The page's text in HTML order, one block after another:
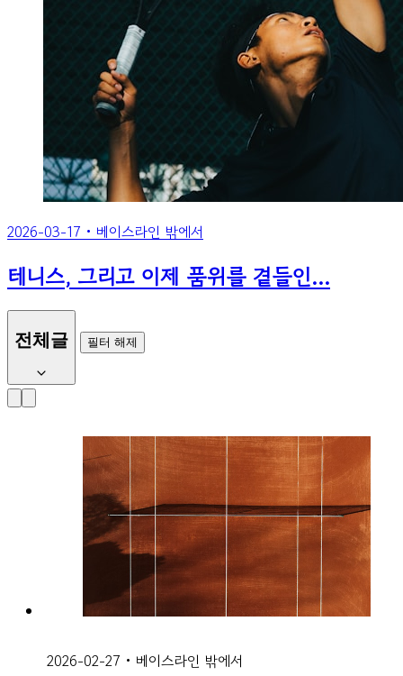
2026-03-17 • 베이스라인 밖에서
테니스, 그리고 이제 품위를 곁들인…
전체글 필터 해제
2026-02-27 • 베이스라인 밖에서